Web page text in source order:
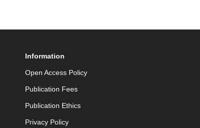
Information
Open Access Policy
Publication Fees
Publication Ethics
Privacy Policy